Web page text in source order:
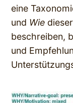
eine
und Wiedieser
beschreiben,
und